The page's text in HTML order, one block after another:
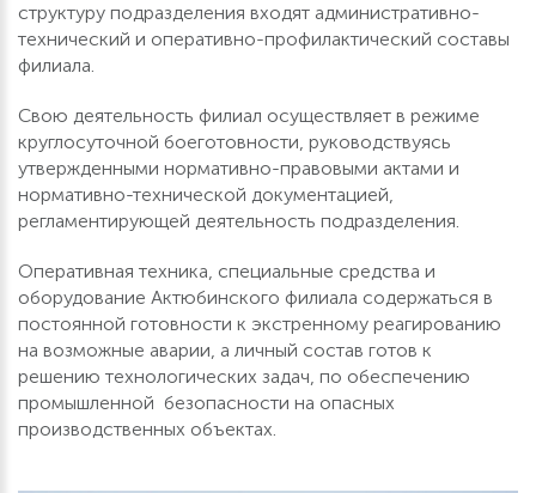
структуру подразделения входят административно-
технический и оперативно-профилактический составы
филиала.
Свою деятельность филиал осуществляет в режиме
круглосуточной боеготовности, руководствуясь
утвержденными нормативно-правовыми актами и
нормативно-технической документацией,
регламентирующей деятельность подразделения.
Оперативная техника, специальные средства и
оборудование Актюбинского филиала содержаться в
постоянной готовности к экстренному реагированию
на возможные аварии, а личный состав готов к
решению технологических задач, по обеспечению
промышленной безопасности на опасных
производственных объектах.